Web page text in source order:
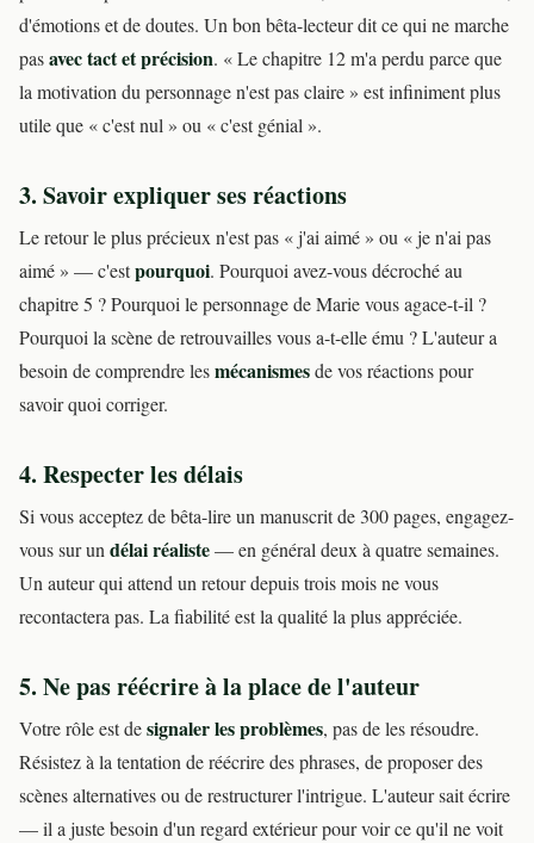
d'émotions et de doutes. Un bon bêta-lecteur dit ce qui ne marche
pasavec tact et précision. « Le chapitre 12 m'a perdu parce que
la motivation du personnage n'est pas claire » est infiniment plus
utile que « c'est nul » ou « c'est génial ».
3. Savoir expliquer ses réactions
Le retour le plus précieux n'est pas « j'ai aimé » ou « je n'ai pas
aimé » — c'estpourquoi. Pourquoi avez-vous décroché au
chapitre 5 ? Pourquoi le personnage de Marie vous agace-t-il ?
Pourquoi la scène de retrouvailles vous a-t-elle ému ? L'auteur a
besoin de comprendre lesmécanismesde vos réactions pour
savoir quoi corriger.
4. Respecter les délais
Si vous acceptez de bêta-lire un manuscrit de 300 pages, engagez-
vous sur undélai réaliste— en général deux à quatre semaines.
Un auteur qui attend un retour depuis trois mois ne vous
recontactera pas. La fiabilité est la qualité la plus appréciée.
5. Ne pas réécrire à la place de l'auteur
Votre rôle est designaler les problèmes, pas de les résoudre.
Résistez à la tentation de réécrire des phrases, de proposer des
scènes alternatives ou de restructurer l'intrigue. L'auteur sait écrire
— il a juste besoin d'un regard extérieur pour voir ce qu'il ne voit